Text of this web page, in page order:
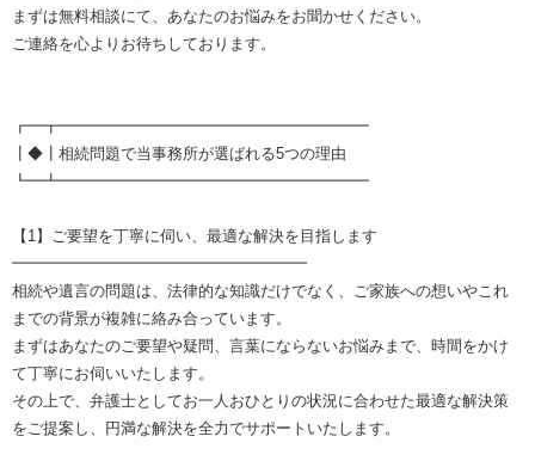
まずは無料相談にて、あなたのお悩みをお聞かせください。
ご連絡を心よりお待ちしております。
┏━┳━━━━━━━━━━━━━━━━━━━━
┃◆┃相続問題で当事務所が選ばれる5つの理由
┗━┻━━━━━━━━━━━━━━━━━━━━
【1】ご要望を丁寧に伺い、最適な解決を目指します
━━━━━━━━━━━━━━━━━━━
相続や遺言の問題は、法律的な知識だけでなく、ご家族への想いやこれ
までの背景が複雑に絡み合っています。
まずはあなたのご要望や疑問、言葉にならないお悩みまで、時間をかけ
て丁寧にお伺いいたします。
その上で、弁護士としてお一人おひとりの状況に合わせた最適な解決策
をご提案し、円満な解決を全力でサポートいたします。